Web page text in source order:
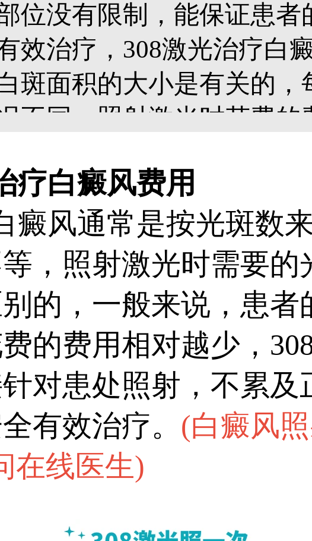
位没有限制，能保证患者
效治疗，308激光治疗白
斑面积的大小是有关的，
不同，照射激光时花费的
白癜风费用
风通常是按光斑数
，照射激光时需要的
的，一般来说，患者
的费用相对越少，
对患处照射，不累及
有效治疗。 (白癜风
在线医生)